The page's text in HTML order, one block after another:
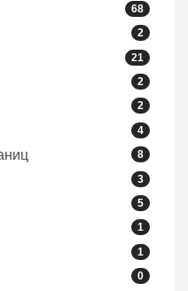
68
2
21
2
2
4
8
3
5
1
1
0